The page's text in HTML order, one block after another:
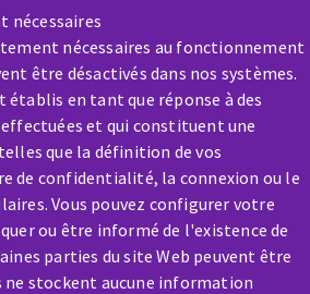
nécessaires
nécessaires au fonctionnement
être désactivés dans nos systèmes.
en tant que réponse à des
effectuées et qui constituent une
que la définition de vos
de confidentialité, la connexion ou le
Vous pouvez configurer votre
ou être informé de l'existence de
parties du site Web peuvent être
ne stockent aucune information
/ RÉPARATION
cassée ? En panne ?
nous